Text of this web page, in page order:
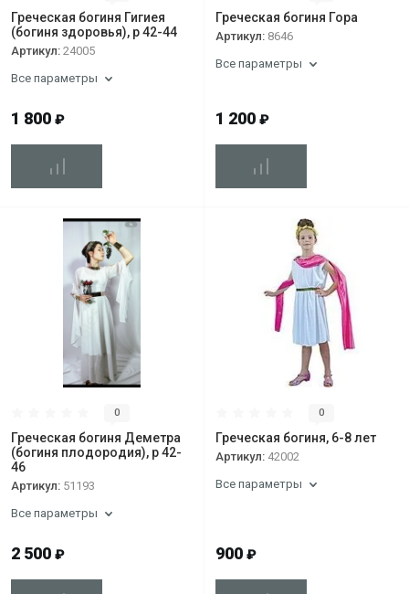
Греческая богиня Гигиея
(богиня здоровья), р 42-44
Артикул: 24005
Все параметры
1 800 ₽
Греческая богиня Гора
Артикул: 8646
Все параметры
1 200 ₽
0
Греческая богиня Деметра
(богиня плодородия), р 42-
46
Артикул: 51193
Все параметры
2 500 ₽
0
Греческая богиня, 6-8 лет
Артикул: 42002
Все параметры
900 ₽